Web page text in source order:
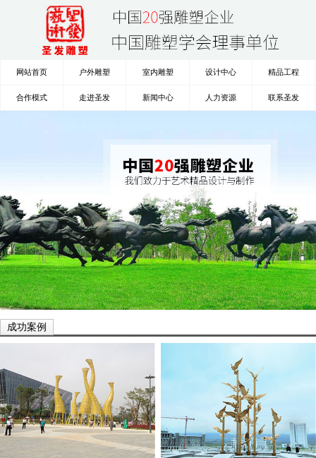
网站首页 户外雕塑 室内雕塑 设计中心 精品工程
合作模式 走进圣发 新闻中心 人力资源 联系圣发
成功案例